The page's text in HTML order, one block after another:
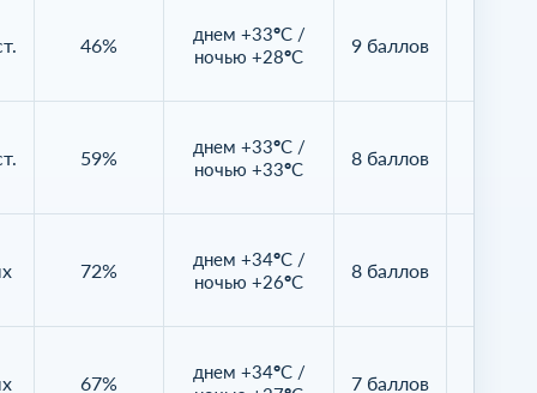
46%
днем +33°C /
ночью +28°C
9 баллов
59%
днем +33°C /
ночью +33°C
8 баллов
72%
днем +34°C /
ночью +26°C
8 баллов
67%
днем +34°C /
7 баллов